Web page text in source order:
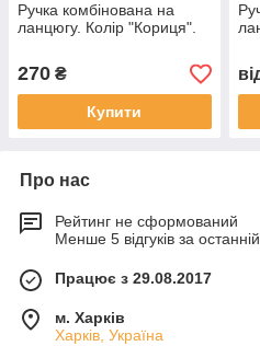
Ручка комбінована на
ланцюгу. Колір "Кориця".
270 ₴
Купити
Про нас
Рейтинг не сформований
Менше 5 відгуків за останній
Працює з 29.08.2017
м. Харків
Харків, Україна